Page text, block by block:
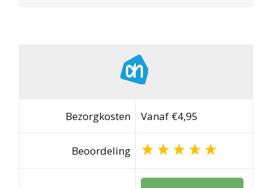
Bezorgkosten Vanaf €4,95
Beoordeling